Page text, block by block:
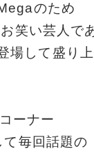
のため
笑い芸人で
場して盛り上
ーナー
て毎回話題の